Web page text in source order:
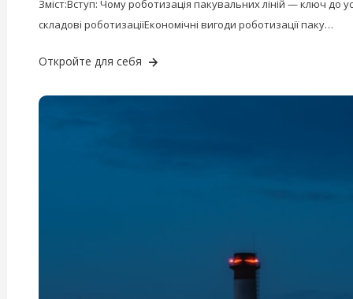
Зміст:Вступ: Чому роботизація пакувальних ліній — ключ до
складові роботизаціїЕкономічні вигоди роботизації паку…
Откройте для себя